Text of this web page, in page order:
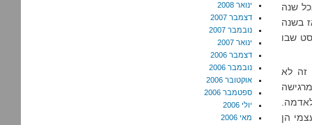
שנה
בשנה
שבו
זה לא
הן
ינואר 2008
דצמבר 2007
נובמבר 2007
ינואר 2007
דצמבר 2006
נובמבר 2006
אוקטובר 2006
ספטמבר 2006
יולי 2006
מאי 2006